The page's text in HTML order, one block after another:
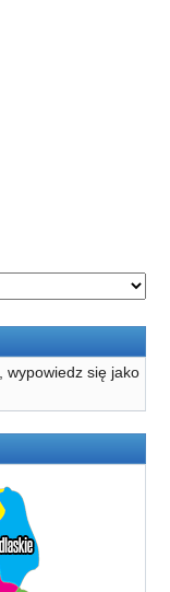
, wypowiedz się jako